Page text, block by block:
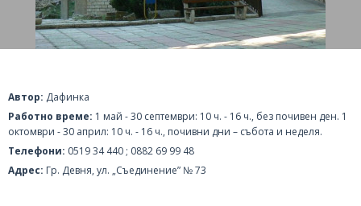
Автор: Дафинка
Работно време: 1 май - 30 септември: 10 ч. - 16 ч., без почивен ден. 1
октомври - 30 април: 10 ч. - 16 ч., почивни дни – събота и неделя.
Телефони: 0519 34 440 ; 0882 69 99 48
Адрес: Гр. Девня, ул. „Съединение” № 73